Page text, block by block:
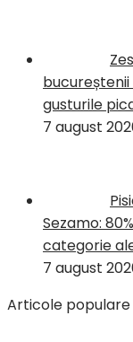
gusturile
7 august
Sezamo:
categorie
7 august
Articole populare